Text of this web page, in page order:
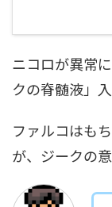
ニコロが異常
クの脊髄液」
ファルコはも
が、ジークの